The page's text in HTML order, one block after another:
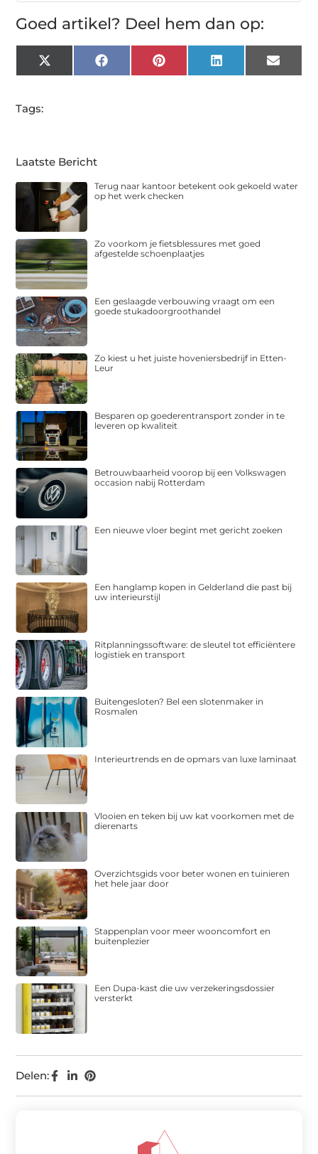
Goed artikel? Deel hem dan op:
X
(Twitter)
FacebookPinterest LinkedIn Email
Tags:
Delen:
Laatste Bericht
Terug naar kantoor betekent ook gekoeld water
op het werk checken
Zo voorkom je fietsblessures met goed
afgestelde schoenplaatjes
Een geslaagde verbouwing vraagt om een
goede stukadoorgroothandel
Zo kiest u het juiste hoveniersbedrijf in Etten-
Leur
Besparen op goederentransport zonder in te
leveren op kwaliteit
Betrouwbaarheid voorop bij een Volkswagen
occasion nabij Rotterdam
Een nieuwe vloer begint met gericht zoeken
Een hanglamp kopen in Gelderland die past bij
uw interieurstijl
Ritplanningssoftware: de sleutel tot efficiëntere
logistiek en transport
Buitengesloten? Bel een slotenmaker in
Rosmalen
Interieurtrends en de opmars van luxe laminaat
Vlooien en teken bij uw kat voorkomen met de
dierenarts
Overzichtsgids voor beter wonen en tuinieren
het hele jaar door
Stappenplan voor meer wooncomfort en
buitenplezier
Een Dupa-kast die uw verzekeringsdossier
versterkt